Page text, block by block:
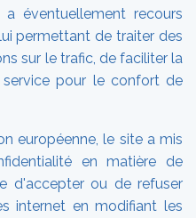
éventuellement recours
permettant de traiter des
sur le trafic, de faciliter la
pour le confort de
européenne, le site a mis
en matière de
d'accepter ou de refuser
internet en modifiant les